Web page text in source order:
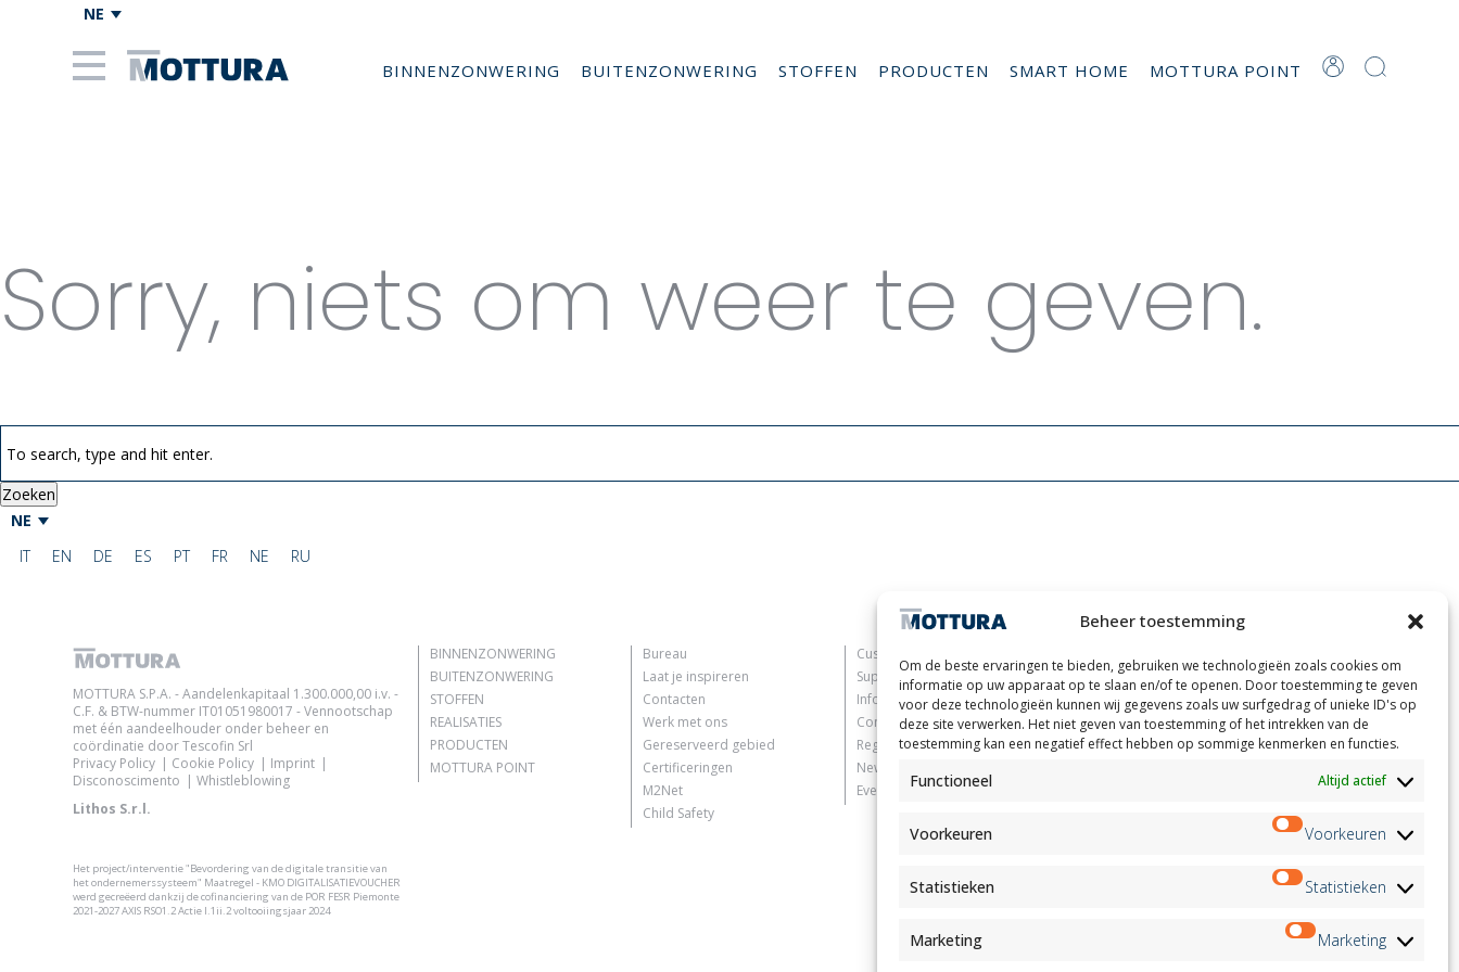
Beheer toestemming
Om de beste ervaringen te bieden, gebruiken we technologieën zoals cookies om
informatie op uw apparaat op te slaan en/of te openen. Door toestemming te geven
voor deze technologieën kunnen wij gegevens zoals uw surfgedrag of unieke ID's op
deze site verwerken. Het niet geven van toestemming of het intrekken van de
toestemming kan een negatief effect hebben op sommige kenmerken en functies.
Functioneel Altijd actief
Voorkeuren Voorkeuren
Statistieken Statistieken
Marketing Marketing
NE
BINNENZONWERING BUITENZONWERING STOFFEN PRODUCTEN SMART HOME MOTTURA POINT
Sorry, niets om weer te geven.
Zoeken
NE
IT
EN DE ES PT FR NE RU
MOTTURA S.P.A. - Aandelenkapitaal 1.300.000,00 i.v. -
C.F. & BTW-nummer IT01051980017 - Vennootschap
met één aandeelhouder onder beheer en
coördinatie door Tescofin Srl
Privacy Policy
Cookie Policy
Imprint
Disconoscimento
Whistleblowing
Lithos S.r.l.
Het project/interventie "Bevordering van de digitale transitie van
het ondernemerssysteem" Maatregel - KMO DIGITALISATIEVOUCHER
werd gecreëerd dankzij de cofinanciering van de POR FESR Piemonte
2021-2027 AXIS RSO1.2 Actie I.1ii.2 voltooiingsjaar 2024
BINNENZONWERING
BUITENZONWERING
STOFFEN
REALISATIES
PRODUCTEN
MOTTURA POINT
Bureau
Laat je inspireren
Contacten
Werk met ons
Gereserveerd gebied
Certificeringen
M2Net
Child Safety
Customer Information
Supplier Information
Information for Candidates
Contact Information
Register Information
Newsletter Information
Events Information
Aanmelden